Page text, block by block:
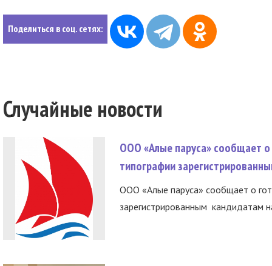
Поделиться в соц. сетях:
Случайные новости
ООО «Алые паруса» сообщает о
типографии
ООО «Алые паруса» сообщает о
зарегистрированным кандидатам